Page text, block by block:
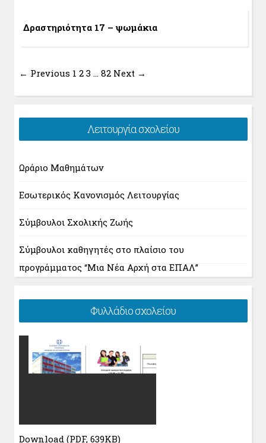
Δραστηριότητα 17 – ψωμάκια
← Previous 1 2 3 … 82 Next →
Λειτουργία σχολείου
Ωράριο Μαθημάτων
Εσωτερικός Κανονισμός Λειτουργίας
Σύμβουλοι Σχολικής Ζωής
Σύμβουλοι καθηγητές στο πλαίσιο του
προγράμματος “Μια Νέα Αρχή στα ΕΠΑΛ”
Φυλλάδιο σχολείου
Download (PDF, 639KB)